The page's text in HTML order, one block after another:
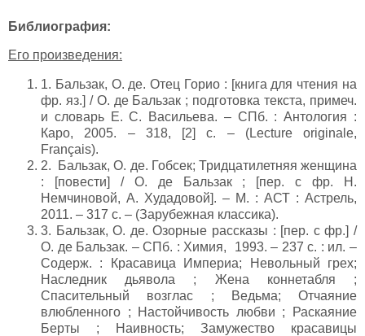
Библиография:
Его произведения:
1. Бальзак, О. де. Отец Горио : [книга для чтения на
фр. яз.] / О. де Бальзак ; подготовка текста, примеч.
и словарь Е. С. Васильева. – СПб. : Антология :
Каро, 2005. – 318, [2] с. – (Lecture originale,
Français).
2. Бальзак, О. де. Гобсек; Тридцатилетняя женщина
: [повести] / О. де Бальзак ; [пер. с фр. Н.
Немчиновой, А. Худадовой]. – М. : АСТ : Астрель,
2011. – 317 с. – (Зарубежная классика).
3. Бальзак, О. де. Озорные рассказы : [пер. с фр.] /
О. де Бальзак. – СПб. : Химия, 1993. – 237 с. : ил. –
Содерж. : Красавица Империа; Невольный грех;
Наследник дьявола ; Жена коннетабля ;
Спасительный возглас ; Ведьма; Отчаяние
влюбленного ; Настойчивость любви ; Раскаяние
Берты ; Наивность; Замужество красавицы